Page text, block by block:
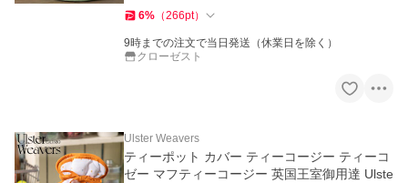
6% （266pt）
9時までの注文で当日発送（休業日を除く）
クローゼスト
Ulster Weavers
ティーポット カバー ティーコージー ティーコ
ゼー マフティーコージー 英国王室御用達 Ulste